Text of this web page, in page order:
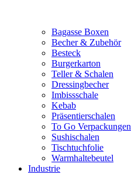
Bagasse Boxen
Becher & Zubehör
Besteck
Burgerkarton
Teller & Schalen
Dressingbecher
Imbissschale
Kebab
Präsentierschalen
To Go Verpackungen
Sushischalen
Tischtuchfolie
Warmhaltebeutel
Industrie